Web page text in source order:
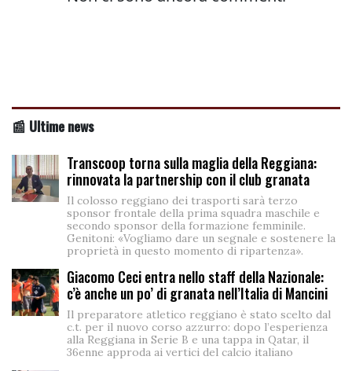
📰 Ultime news
Transcoop torna sulla maglia della Reggiana:
rinnovata la partnership con il club granata
Il colosso reggiano dei trasporti sarà terzo
sponsor frontale della prima squadra maschile e
secondo sponsor della formazione femminile.
Genitoni: «Vogliamo dare un segnale e sostenere la
proprietà in questo momento di ripartenza».
Giacomo Ceci entra nello staff della Nazionale:
c’è anche un po’ di granata nell’Italia di Mancini
Il preparatore atletico reggiano è stato scelto dal
c.t. per il nuovo corso azzurro: dopo l’esperienza
alla Reggiana in Serie B e una tappa in Qatar, il
36enne approda ai vertici del calcio italiano